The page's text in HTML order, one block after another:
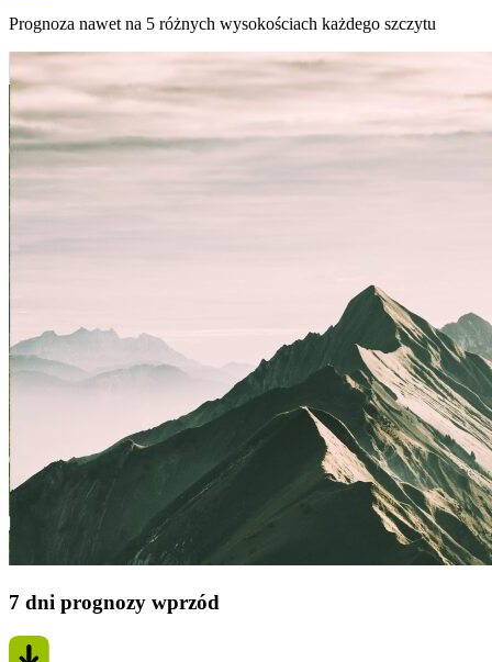
Prognoza nawet na 5 różnych wysokościach każdego szczytu
7 dni prognozy wprzód